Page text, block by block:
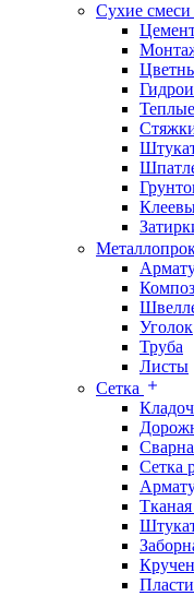
Сухие смеси
Уголок
Труба
Листы
Сетка
Сетка
Тканая